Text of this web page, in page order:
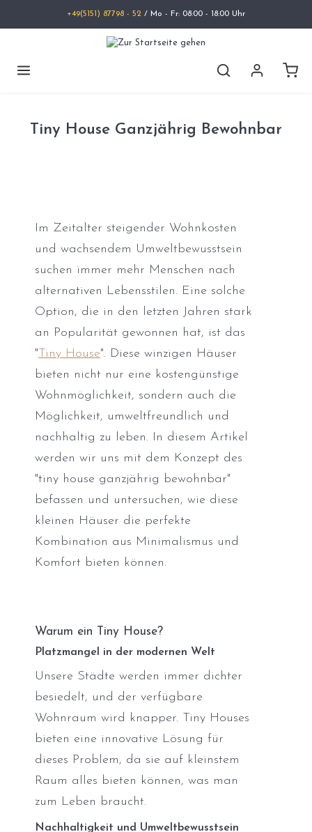
+49(5151) 87798 - 52 / Mo - Fr: 08:00 - 18:00 Uhr
Tiny House Ganzjährig Bewohnbar
Im Zeitalter steigender Wohnkosten
und wachsendem Umweltbewusstsein
suchen immer mehr Menschen nach
alternativen Lebensstilen. Eine solche
Option, die in den letzten Jahren stark
an Popularität gewonnen hat, ist das
"Tiny House". Diese winzigen Häuser
bieten nicht nur eine kostengünstige
Wohnmöglichkeit, sondern auch die
Möglichkeit, umweltfreundlich und
nachhaltig zu leben. In diesem Artikel
werden wir uns mit dem Konzept des
"tiny house ganzjährig bewohnbar"
befassen und untersuchen, wie diese
kleinen Häuser die perfekte
Kombination aus Minimalismus und
Komfort bieten können.
Warum ein Tiny House?
Platzmangel in der modernen Welt
Unsere Städte werden immer dichter
besiedelt, und der verfügbare
Wohnraum wird knapper. Tiny Houses
bieten eine innovative Lösung für
dieses Problem, da sie auf kleinstem
Raum alles bieten können, was man
zum Leben braucht.
Nachhaltigkeit und Umweltbewusstsein